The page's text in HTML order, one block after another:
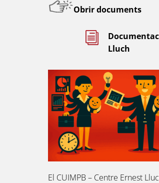
Obrir documents
i
Lluch
El CUIMPB – Centre Ernest